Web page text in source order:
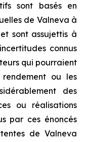
sont basés en
de Valneva à
sont assujettis à
connus
qui pourraient
ou les
des
ou réalisations
par ces énoncés
de Valneva